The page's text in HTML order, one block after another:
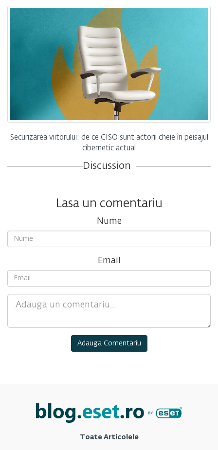
Securizarea viitorului: de ce CISO sunt actorii cheie în peisajul
cibernetic actual
Discussion
Lasa un comentariu
Nume
Email
Toate Articolele